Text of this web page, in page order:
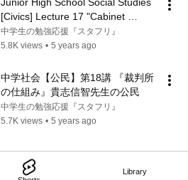
Library
[Civics] Lecture 17 "Cabinet
Structure" by Professor Nobutomo
K...
中学生の勉強応援『スタフリ』
5.8K views • 5 years ago
中学社会【公民】第18講 『裁判所
の仕組み』貴志信智先生の公民
中学生の勉強応援『スタフリ』
5.7K views • 5 years ago